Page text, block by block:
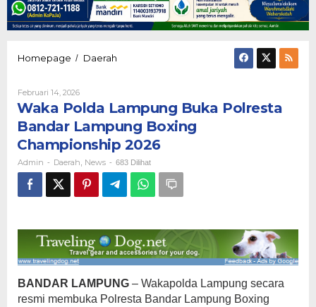
Homepage / Daerah
Polresta
Lampung
Boxing
Championship
2026
Februari 14, 2026Oleh
Admin
Waka Polda Lampung Buka Polresta
Bandar Lampung Boxing
Championship 2026
Admin - Daerah News - 683 Dilihat
BANDAR LAMPUNG – Wakapolda Lampung secara
resmi membuka Polresta Bandar Lampung Boxing